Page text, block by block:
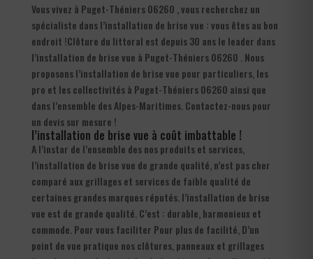
Vous vivez à Puget-Théniers 06260 , vous recherchez un
spécialiste dans l’installation de brise vue : vous êtes au bon
endroit !Clôture du littoral est depuis 30 ans le leader dans
l’installation de brise vue à Puget-Théniers 06260 . Nous
proposons l’installation de brise vue pour particuliers, les
pro et les collectivités à Puget-Théniers 06260 ainsi que
dans l’ensemble des Alpes-Maritimes. Contactez-nous pour
un devis sur mesure !
l’installation de brise vue à coût imbattable !
A l’instar de l’ensemble des nos produits et services,
l’installation de brise vue de grande qualité, n’est pas cher
comparé aux grillages et services de faible qualité de
certaines grandes marques réputés. l’installation de brise
vue est de grande qualité. C’est : durable, harmonieux et
commode. Pour vous faciliter Pour plus de facilité, D’un
point de vue pratique nos clôtures, panneaux et grillages